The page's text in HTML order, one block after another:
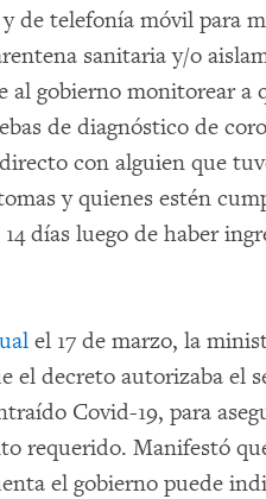
de telefonía móvil para
sanitaria y/o
al gobierno monitorear a
de diagnóstico de
con alguien que
y quienes estén
días luego de haber
el 17 de marzo, la
el decreto autorizaba el
Covid-19, para
requerido. Manifestó
el gobierno puede